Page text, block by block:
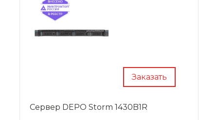
Заказать
Сервер DEPO Storm 1430B1R